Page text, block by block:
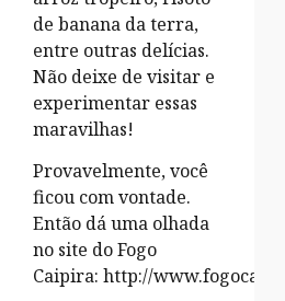
de banana da terra,
entre outras delícias.
Não deixe de visitar e
experimentar essas
maravilhas!
Provavelmente, você
ficou com vontade.
Então dá uma olhada
no site do Fogo
Caipira: http://